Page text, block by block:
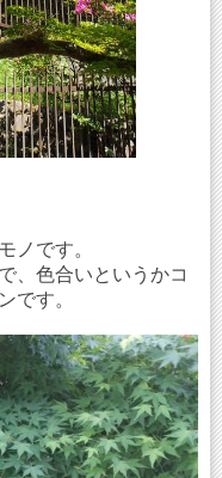
ノです。
、色合いというかコ
です。